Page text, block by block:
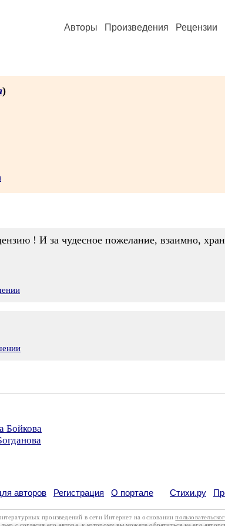
Авторы Произведения Рецензии
)
! И за чудесное пожелание, взаимно,
Бойкова
авторов Регистрация О портале Стихи.ру
произведений в сети Интернет на основании
с согласия его автора, к которому вы можете обратиться на его